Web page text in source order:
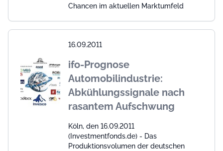
Chancen im aktuellen Marktumfeld
16.09.2011
ifo-Prognose
Automobilindustrie:
Abkühlungssignale nach
rasantem Aufschwung
Köln, den 16.09.2011
(Investmentfonds.de) - Das
Produktionsvolumen der deutschen